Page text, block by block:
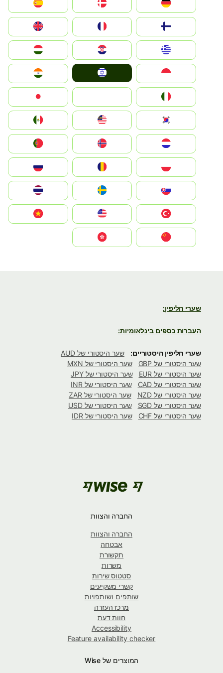
Deutschland
Denmark
United Kingdom
Hrvatska
Magyarország
Indonesia
South Korea
Nederland
Portugal
România
Slovensko
United States
Vietnam
שערי חליפין:
העברות כספים בינלאומיות:
שערי חליפין היסטוריים:
שער היסטורי של AUD
שער היסטורי של GBP
שער היסטורי של MXN
שער היסטורי של EUR
שער היסטורי של JPY
שער היסטורי של CAD
שער היסטורי של INR
שער היסטורי של NZD
שער היסטורי של ZAR
שער היסטורי של SGD
שער היסטורי של USD
שער היסטורי של CHF
שער היסטורי של IDR
החברה והצוות
החברה והצוות
אבטחה
תקשורת
משרות
סטטוס שירות
קשרי משקיעים
שותפים ושותפויות
מרכז העזרה
חוות דעת
Accessibility
Feature availability checker
המוצרים של Wise